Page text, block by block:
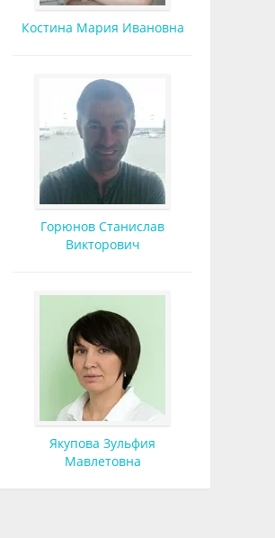
Костина Мария Ивановна
Горюнов Станислав
Викторович
Якупова Зульфия
Мавлетовна